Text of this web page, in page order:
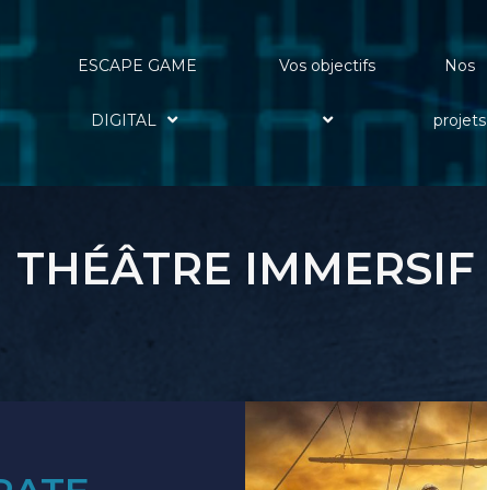
ESCAPE GAME
DIGITAL
Vos objectifs Nos
projets
THÉÂTRE IMMERSIF